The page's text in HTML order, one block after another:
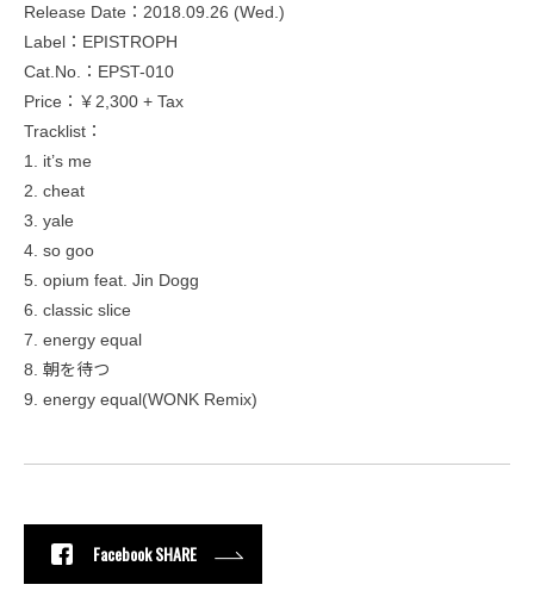
Release Date：2018.09.26 (Wed.)
Label：EPISTROPH
Cat.No.：EPST-010
Price：￥2,300 + Tax
Tracklist：
1. it’s me
2. cheat
3. yale
4. so goo
5. opium feat. Jin Dogg
6. classic slice
7. energy equal
8. 朝を待つ
9. energy equal(WONK Remix)
Facebook SHARE